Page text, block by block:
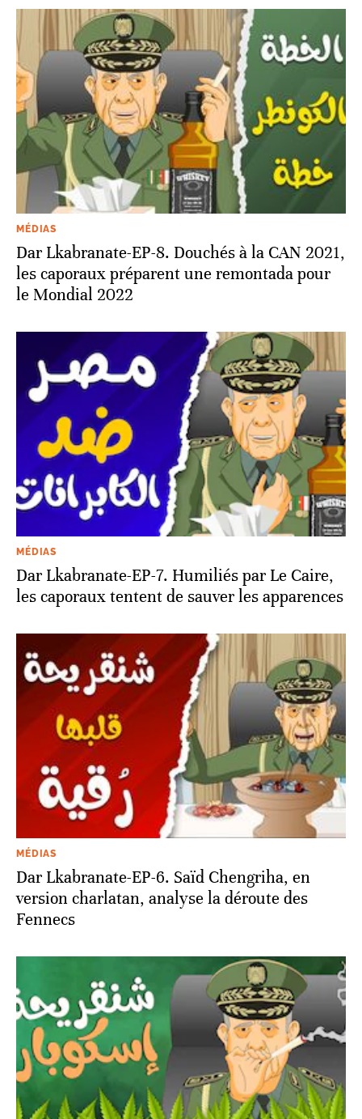
MÉDIAS
Dar Lkabranate-EP-8. Douchés à la CAN 2021,
les caporaux préparent une remontada pour
le Mondial 2022
MÉDIAS
Dar Lkabranate-EP-7. Humiliés par Le Caire,
les caporaux tentent de sauver les apparences
MÉDIAS
Dar Lkabranate-EP-6. Saïd Chengriha, en
version charlatan, analyse la déroute des
Fennecs